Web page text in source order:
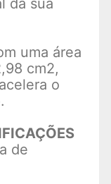
uma área
cm2,
o
de